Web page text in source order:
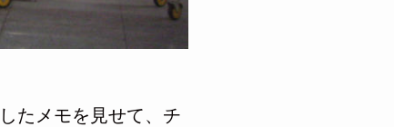
たメモを見せて、チ